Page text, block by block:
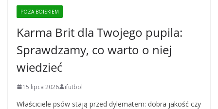
POZA BOISKIEM
Karma Brit dla Twojego pupila:
Sprawdzamy, co warto o niej
wiedzieć
15 lipca 2026 ifutbol
Właściciele psów stają przed dylematem: dobra jakość czy